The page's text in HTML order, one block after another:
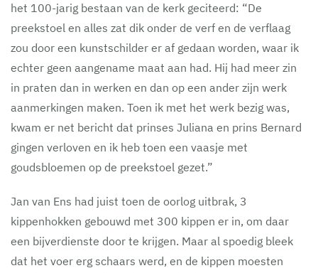
het 100-jarig bestaan van de kerk geciteerd: “De
preekstoel en alles zat dik onder de verf en de verflaag
zou door een kunstschilder er af gedaan worden, waar ik
echter geen aangename maat aan had. Hij had meer zin
in praten dan in werken en dan op een ander zijn werk
aanmerkingen maken. Toen ik met het werk bezig was,
kwam er net bericht dat prinses Juliana en prins Bernard
gingen verloven en ik heb toen een vaasje met
goudsbloemen op de preekstoel gezet.”
Jan van Ens had juist toen de oorlog uitbrak, 3
kippenhokken gebouwd met 300 kippen er in, om daar
een bijverdienste door te krijgen. Maar al spoedig bleek
dat het voer erg schaars werd, en de kippen moesten